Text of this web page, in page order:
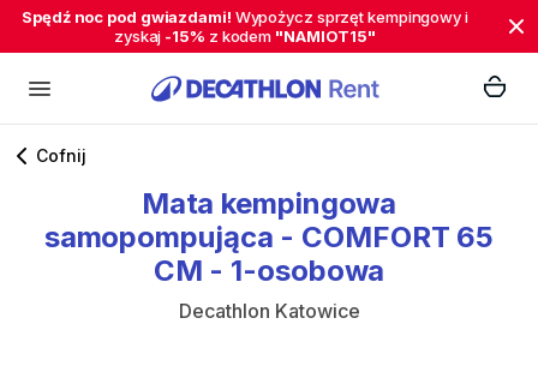
Spędź noc pod gwiazdami! Wypożycz sprzęt kempingowy i
zyskaj -15% z kodem "NAMIOT15"
Cofnij
Mata kempingowa
samopompująca - COMFORT 65
CM - 1-osobowa
Decathlon Katowice